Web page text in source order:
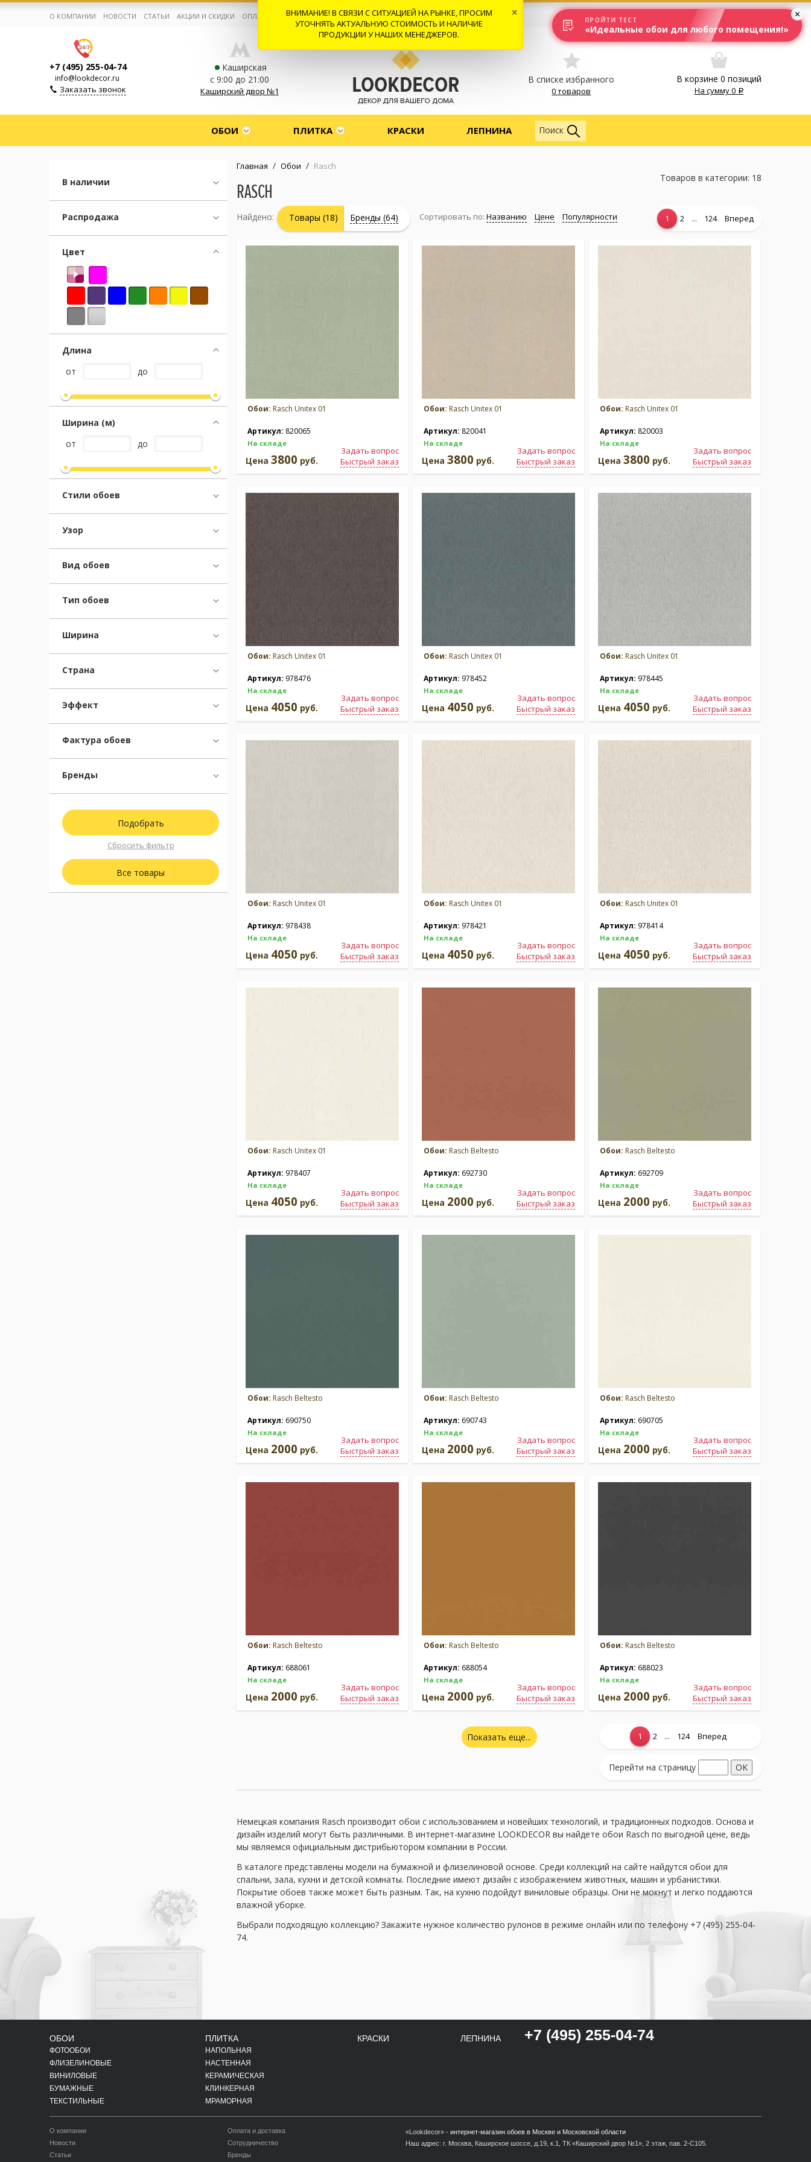
Корзина:0
Избранное:0 товаров
Личный кабинет
Москва (сменить город)
Заказать обратный звонок
О КОМПАНИИ НОВОСТИ СТАТЬИ АКЦИИ И СКИДКИ ОПЛАТА И ДОСТАВКА СОТРУДНИЧЕСТВО КОНТАКТЫ ОТЗЫВЫ
+7 (495) 255-04-74
info@lookdecor.ru
Заказать звонок
Каширская
с 9:00 до 21:00
Каширский двор №1
В списке избранного
0 товаров
В корзине 0 позиций
На сумму0
ОБОИ ПЛИТКА КРАСКИ ЛЕПНИНА Везде
Поиск
В наличии
Распродажа
Цвет
Длина
от
до
Ширина (м)
от
до
Стили обоев
Узор
Вид обоев
Тип обоев
Ширина
Страна
Эффект
Фактура обоев
Бренды
Сбросить фильтр
Все товары
Главная / Обои / Rasch
RASCH
Товаров в категории: 18
Сортировать по: Названию Цене Популярности 1 2 ... 124 Вперед
Найдено: Товары (18) Бренды (64)
Обои: Rasch Unitex 01
Артикул: 820065
На складе
Задать вопрос
Быстрый заказ
Цена 3800 руб.
Обои: Rasch Unitex 01
Артикул: 820041
На складе
Задать вопрос
Быстрый заказ
Цена 3800 руб.
Обои: Rasch Unitex 01
Артикул: 820003
На складе
Задать вопрос
Быстрый заказ
Цена 3800 руб.
Обои: Rasch Unitex 01
Артикул: 978476
На складе
Задать вопрос
Быстрый заказ
Цена 4050 руб.
Обои: Rasch Unitex 01
Артикул: 978452
На складе
Задать вопрос
Быстрый заказ
Цена 4050 руб.
Обои: Rasch Unitex 01
Артикул: 978445
На складе
Задать вопрос
Быстрый заказ
Цена 4050 руб.
Обои: Rasch Unitex 01
Артикул: 978438
На складе
Задать вопрос
Быстрый заказ
Цена 4050 руб.
Обои: Rasch Unitex 01
Артикул: 978421
На складе
Задать вопрос
Быстрый заказ
Цена 4050 руб.
Обои: Rasch Unitex 01
Артикул: 978414
На складе
Задать вопрос
Быстрый заказ
Цена 4050 руб.
Обои: Rasch Unitex 01
Артикул: 978407
На складе
Задать вопрос
Быстрый заказ
Цена 4050 руб.
Обои: Rasch Beltesto
Артикул: 692730
На складе
Задать вопрос
Быстрый заказ
Цена 2000 руб.
Обои: Rasch Beltesto
Артикул: 692709
На складе
Задать вопрос
Быстрый заказ
Цена 2000 руб.
Обои: Rasch Beltesto
Артикул: 690750
На складе
Задать вопрос
Быстрый заказ
Цена 2000 руб.
Обои: Rasch Beltesto
Артикул: 690743
На складе
Задать вопрос
Быстрый заказ
Цена 2000 руб.
Обои: Rasch Beltesto
Артикул: 690705
На складе
Задать вопрос
Быстрый заказ
Цена 2000 руб.
Обои: Rasch Beltesto
Артикул: 688061
На складе
Задать вопрос
Быстрый заказ
Цена 2000 руб.
Обои: Rasch Beltesto
Артикул: 688054
На складе
Задать вопрос
Быстрый заказ
Цена 2000 руб.
Обои: Rasch Beltesto
Артикул: 688023
На складе
Задать вопрос
Быстрый заказ
Цена 2000 руб.
Показать еще... 1 2 ... 124 Вперед
Перейти на страницу
Немецкая компания Rasch производит обои с использованием и новейших технологий, и традиционных подходов. Основа и
дизайн изделий могут быть различными. В интернет-магазине LOOKDECOR вы найдете обои Rasch по выгодной цене, ведь
мы являемся официальным дистрибьютором компании в России.
В каталоге представлены модели на бумажной и флизелиновой основе. Среди коллекций на сайте найдутся обои для
спальни, зала, кухни и детской комнаты. Последние имеют дизайн с изображением животных, машин и урбанистики.
Покрытие обоев также может быть разным. Так, на кухню подойдут виниловые образцы. Они не мокнут и легко поддаются
влажной уборке.
Выбрали подходящую коллекцию? Закажите нужное количество рулонов в режиме онлайн или по телефону +7 (495) 255-04-
74.
ОБОИ
ФОТООБОИ
ФЛИЗЕЛИНОВЫЕ
ВИНИЛОВЫЕ
БУМАЖНЫЕ
ТЕКСТИЛЬНЫЕ
ПЛИТКА
НАПОЛЬНАЯ
НАСТЕННАЯ
КЕРАМИЧЕСКАЯ
КЛИНКЕРНАЯ
МРАМОРНАЯ
КРАСКИ ЛЕПНИНА +7 (495) 255-04-74
О компании
Новости
Статьи
Оплата и доставка
Сотрудничество
Бренды
«Lookdecor» - интернет-магазин обоев в Москве и Московской области
Наш адрес: г. Москва, Каширское шоссе, д.19, к.1, ТК «Каширский двор №1», 2 этаж, пав. 2-С105.
ВНИМАНИЕ! В СВЯЗИ С СИТУАЦИЕЙ НА РЫНКЕ, ПРОСИМ
УТОЧНЯТЬ АКТУАЛЬНУЮ СТОИМОСТЬ И НАЛИЧИЕ
ПРОДУКЦИИ У НАШИХ МЕНЕДЖЕРОВ.
×
ПРОЙТИ ТЕСТ
«Идеальные обои для любого помещения!»